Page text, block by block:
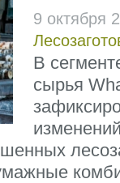
9 октября
В
сырья